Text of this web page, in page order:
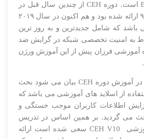
EC-Council است. دوره CEH از چندین سال قبل در
ورژن های ۷ و ۸ و ۹ ارائه شده بود و هم اکنون در سال ۲۰۱۹
ورژن ۱۰ می باشد که شامل جدیدترین و به روز ترین
به امنیت تخصصی شبکه در گرایش ضد
آموزشی فرزان پیش از این آموزش ورژن
یکی از مواردی که در آموزش دوره CEH بیان می شود بحث
از اسلاید های آموزشی می باشد که
اطلاعات کاربران موجب خستگی و
می گردید. بر همین اساس در تدریس
جدیدترین دوره آموزشی CEH V10 سعی شده است ارائه